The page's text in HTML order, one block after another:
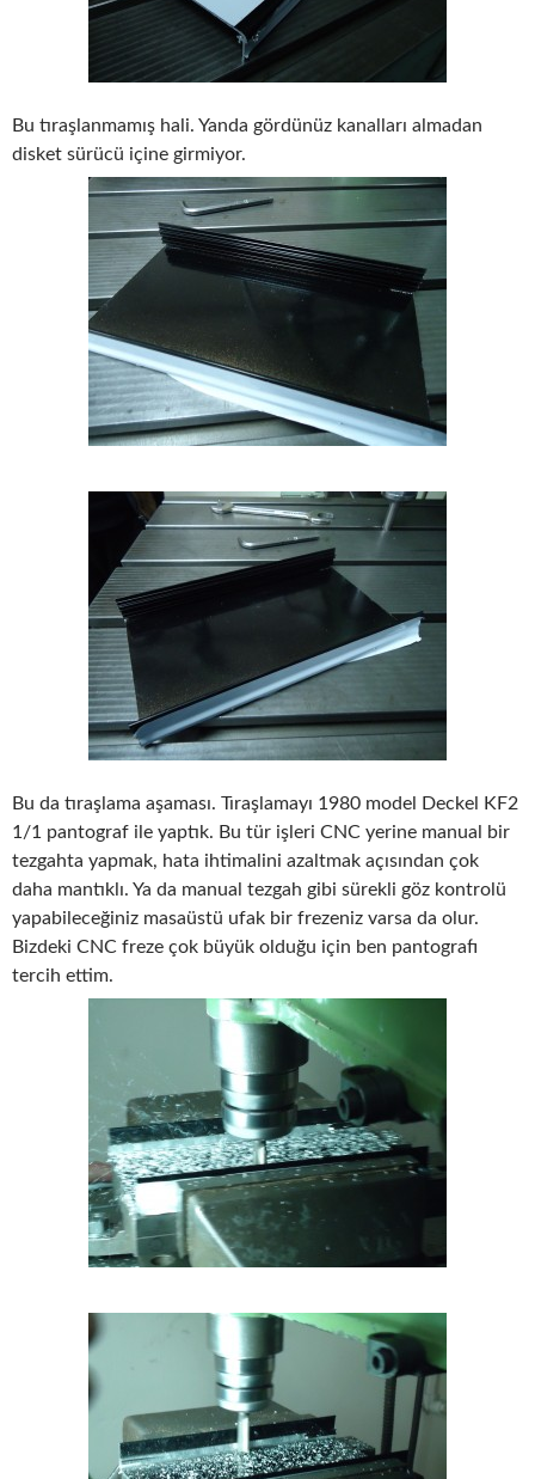
Bu tıraşlanmamış hali. Yanda gördünüz kanalları almadan
disket sürücü içine girmiyor.
Bu da tıraşlama aşaması. Tıraşlamayı 1980 model Deckel KF2
1/1 pantograf ile yaptık. Bu tür işleri CNC yerine manual bir
tezgahta yapmak, hata ihtimalini azaltmak açısından çok
daha mantıklı. Ya da manual tezgah gibi sürekli göz kontrolü
yapabileceğiniz masaüstü ufak bir frezeniz varsa da olur.
Bizdeki CNC freze çok büyük olduğu için ben pantografı
tercih ettim.